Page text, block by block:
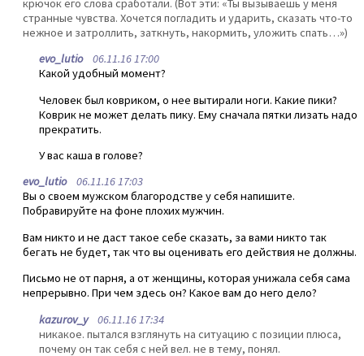
крючок его слова сработали. (Вот эти: «Ты вызываешь у меня
странные чувства. Хочется погладить и ударить, сказать что-то
нежное и затроллить, заткнуть, накормить, уложить спать…»)
evo_lutio06.11.16 17:00
Какой удобный момент?
Человек был ковриком, о нее вытирали ноги. Какие пики?
Коврик не может делать пику. Ему сначала пятки лизать надо
прекратить.
У вас каша в голове?
evo_lutio06.11.16 17:03
Вы о своем мужском благородстве у себя напишите.
Побравируйте на фоне плохих мужчин.
Вам никто и не даст такое себе сказать, за вами никто так
бегать не будет, так что вы оценивать его действия не должны.
Письмо не от парня, а от женщины, которая унижала себя сама
непрерывно. При чем здесь он? Какое вам до него дело?
kazurov_y06.11.16 17:34
никакое. пытался взглянуть на ситуацию с позиции плюса,
почему он так себя с ней вел. не в тему, понял.